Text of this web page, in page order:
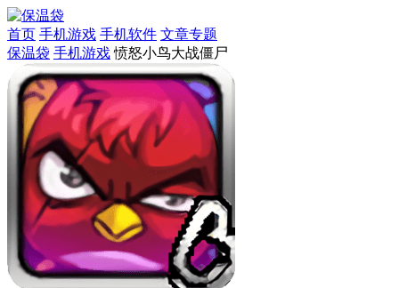
首页 手机游戏 手机软件 文章专题
保温袋 手机游戏愤怒小鸟大战僵尸